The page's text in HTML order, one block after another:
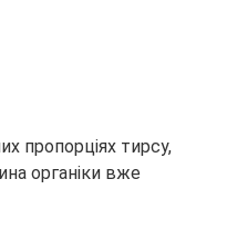
пропорціях тирсу,
органіки вже